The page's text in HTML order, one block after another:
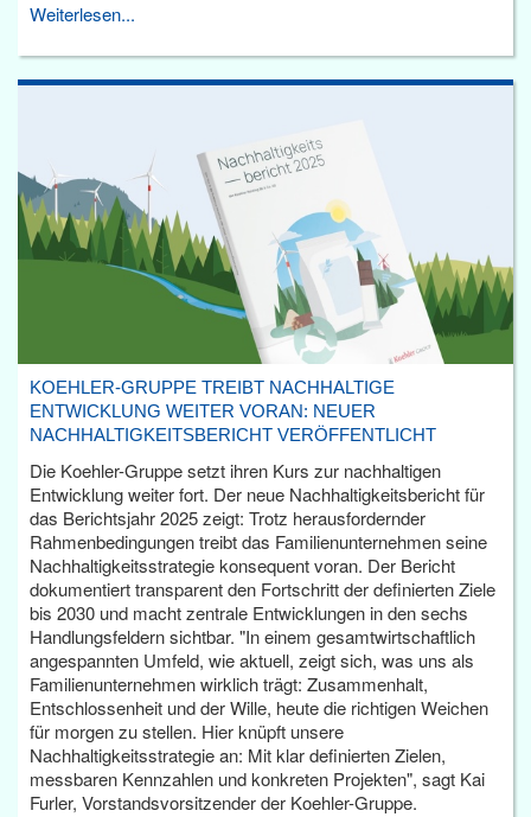
Weiterlesen...
KOEHLER-GRUPPE TREIBT NACHHALTIGE
ENTWICKLUNG WEITER VORAN: NEUER
NACHHALTIGKEITSBERICHT VERÖFFENTLICHT
Die Koehler-Gruppe setzt ihren Kurs zur nachhaltigen
Entwicklung weiter fort. Der neue Nachhaltigkeitsbericht für
das Berichtsjahr 2025 zeigt: Trotz herausfordernder
Rahmenbedingungen treibt das Familienunternehmen seine
Nachhaltigkeitsstrategie konsequent voran. Der Bericht
dokumentiert transparent den Fortschritt der definierten Ziele
bis 2030 und macht zentrale Entwicklungen in den sechs
Handlungsfeldern sichtbar. "In einem gesamtwirtschaftlich
angespannten Umfeld, wie aktuell, zeigt sich, was uns als
Familienunternehmen wirklich trägt: Zusammenhalt,
Entschlossenheit und der Wille, heute die richtigen Weichen
für morgen zu stellen. Hier knüpft unsere
Nachhaltigkeitsstrategie an: Mit klar definierten Zielen,
messbaren Kennzahlen und konkreten Projekten", sagt Kai
Furler, Vorstandsvorsitzender der Koehler-Gruppe.